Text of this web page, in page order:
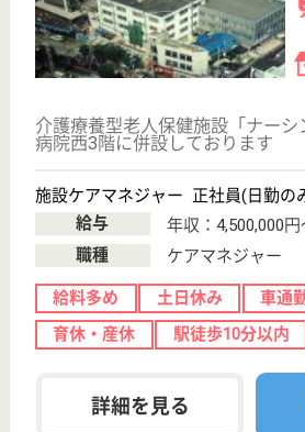
駅徒歩10分以内
詳細を見る WEB問合せ
平成23年11月OPEN
大阪府大阪市住
吉区万代3-6-23
帝塚山駅徒歩10
分
介護付有料老人
関西電力のグループ会社としての高い信頼・安定性に
加えて、若く明るい職員を中心とした行動力のある会
生活相談員 正社員(日勤のみ)
月給：217,000円〜241,200円